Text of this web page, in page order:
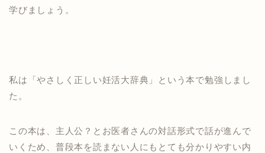
学びましょう。
私は 「やさしく正しい妊活大辞典」
という本で勉強しまし
た。
この本は、主人公？とお医者さんの対話形式で話が進んで
いくため、普段本を読まない人にもとても分かりやすい内